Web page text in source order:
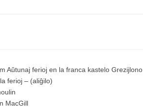
Aŭtunaj ferioj en la franca kastelo Grezijlono
ferioj – (aliĝilo)
MacGill